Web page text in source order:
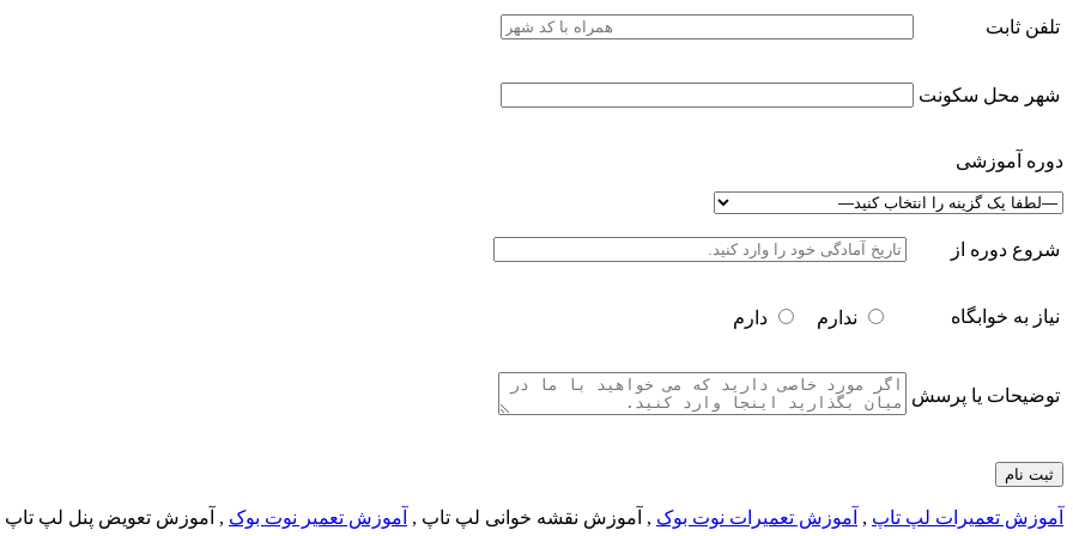
تلفن ثابت
شهر محل سکونت
دوره آموزشی
شروع دوره از
نیاز به خوابگاه ندارم دارم
توضیحات یا پرسش
آموزش تعمیرات لپ تاپ , آموزش تعمیرات نوت بوک , آموزش نقشه خوانی لپ تاپ , آموزش تعمیر نوت بوک , آموزش تعویض پنل لپ تاپ